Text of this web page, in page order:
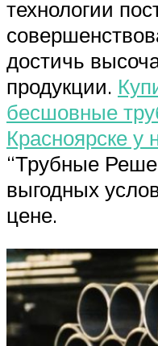
технологии
достичь
продукции.
бесшовные
Красноярске у
“Трубные
выгодных
цене.